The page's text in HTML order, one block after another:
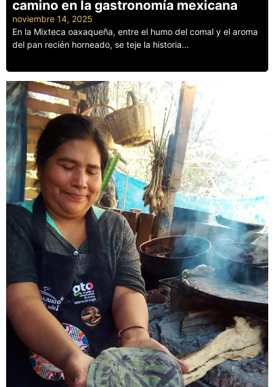
camino en la gastronomía mexicana
noviembre 14, 2025
En la Mixteca oaxaqueña, entre el humo del comal y el aroma
del pan recién horneado, se teje la historia...